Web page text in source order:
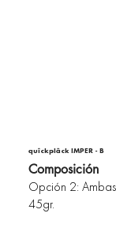
quîckplâck IMPER - B
Composición
Opción 2:
45gr.